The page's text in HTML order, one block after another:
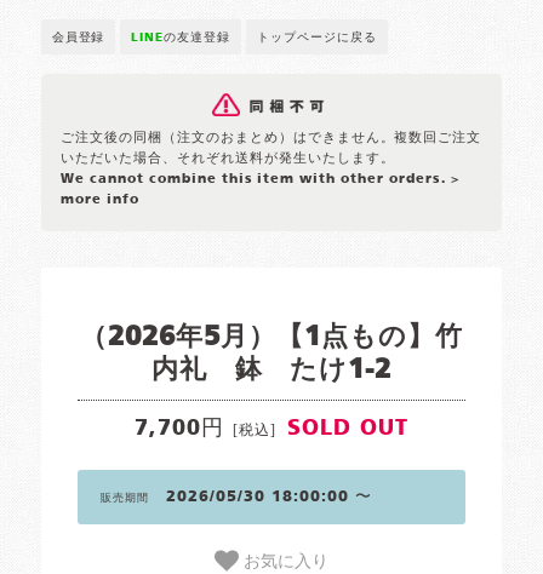
会員登録 LINEの友達登録 トップページに戻る
ご注文後の同梱（注文のおまとめ）はできません。複数回ご注文
いただいた場合、それぞれ送料が発生いたします。
We cannot combine this item with other orders. >
more info
（2026年5月）【1点もの】竹
内礼 鉢 たけ1-2
7,700円 [税込] SOLD OUT
販売期間 2026/05/30 18:00:00 〜
お気に入り